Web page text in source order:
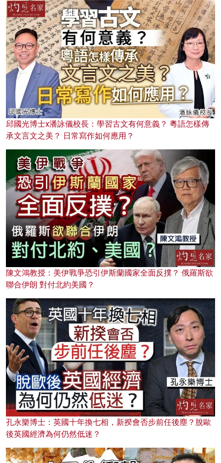
邱國光博士x潘詠儀校長：學習古文有何意義？ 粵語怎樣傳
承文言文之美？ 日常寫作如何應用？
陳文鴻教授：美伊戰爭恐引伊斯蘭國家全面反撲？ 俄羅斯欲
聯合伊朗 對付北約美國？
孔永樂博士：英國十年換七相，新揆會否步前任後塵？脫歐
後英國經濟為何仍然低迷？